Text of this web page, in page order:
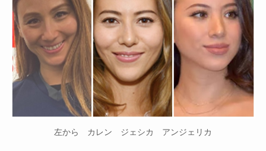
左から カレン ジェシカ アンジェリカ